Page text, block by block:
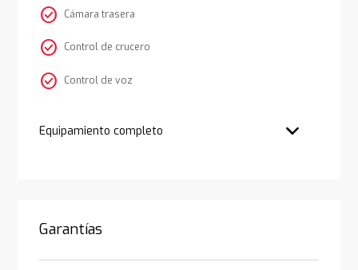
check_circle Cámara trasera
check_circle Control de crucero
check_circle Control de voz
Equipamiento completo
Garantías